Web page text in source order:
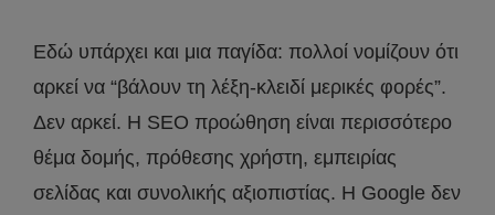
Εδώ υπάρχει και μια παγίδα: πολλοί νομίζουν ότι
αρκεί να “βάλουν τη λέξη-κλειδί μερικές φορές”.
Δεν αρκεί. Η SEO προώθηση είναι περισσότερο
θέμα δομής, πρόθεσης χρήστη, εμπειρίας
σελίδας και συνολικής αξιοπιστίας. Η Google δεν